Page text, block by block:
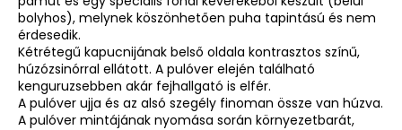
bolyhos), melynek köszönhetően puha tapintású és nem
érdesedik.
Kétrétegű kapucnijának belső oldala kontrasztos színű,
húzózsinórral ellátott. A pulóver elején található
kenguruzsebben akár fejhallgató is elfér.
A pulóver ujja és az alsó szegély finoman össze van húzva.
A pulóver mintájának nyomása során környezetbarát,